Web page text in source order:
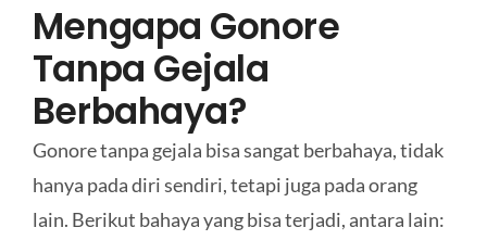
Mengapa Gonore
Tanpa Gejala
Berbahaya?
Gonore tanpa gejala bisa sangat berbahaya, tidak
hanya pada diri sendiri, tetapi juga pada orang
lain. Berikut bahaya yang bisa terjadi, antara lain: